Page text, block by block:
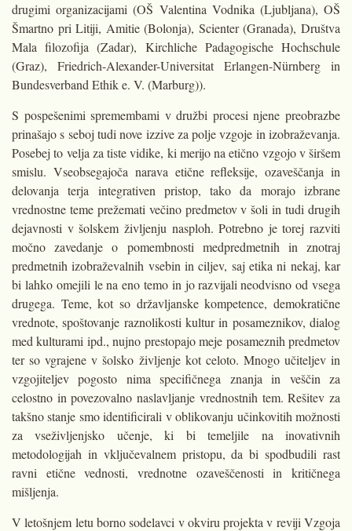
drugimi organizacijami (OŠ Valentina Vodnika (Ljubljana), OŠ
Šmartno pri Litiji, Amitie (Bolonja), Scienter (Gra­nada), Društva
Mala filozofija (Zadar), Kirchliche Padagogische Hochschule
(Graz), Friedrich-Alexander-Universi­tat Erlangen-Nürnberg in
Bundesver­band Ethik e. V. (Marburg)).
S pospešenimi spremembami v družbi procesi njene preobrazbe
pri­našajo s seboj tudi nove izzive za polje vzgoje in izobraževanja.
Posebej to ve­lja za tiste vidike, ki merijo na etično vzgojo v širšem
smislu. Vseobsegajoča narava etične refleksije, ozaveščanja in
delovanja terja integrativen pristop, tako da morajo izbrane
vrednostne teme prežemati večino predmetov v šoli in tudi drugih
dejavnosti v šol­skem življenju nasploh. Potrebno je torej razviti
močno zavedanje o po­membnosti medpredmetnih in znotraj
predmetnih izobraževalnih vsebin in ciljev, saj etika ni nekaj, kar
bi lahko omejili le na eno temo in jo razvijali neodvisno od vsega
drugega. Teme, kot so državljanske kompetence, demokratične
vrednote, spoštovanje ra­znolikosti kultur in posameznikov, dialog
med kulturami ipd., nujno pre­stopajo meje posameznih predmetov
ter so vgrajene v šolsko življenje kot celoto. Mnogo učiteljev in
vzgojiteljev pogosto nima specifičnega znanja in veščin za
celostno in povezovalno naslavljanje vrednostnih tem. Rešitev za
takšno stanje smo identificirali v oblikovanju učinkovitih možnosti
za vseživljenjsko učenje, ki bi temeljile na inovativnih
metodologijah in vklju­čevalnem pristopu, da bi spodbudili rast
ravni etične vednosti, vrednotne ozaveščenosti in kritičnega
mišljenja.
V letošnjem letu borno sodelavci v okviru projekta v reviji Vzgoja